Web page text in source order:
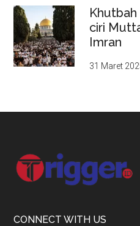
Khutbah
ciri
Imran
31 Maret
Footer
CONNECT WITH US